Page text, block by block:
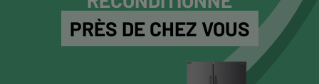
PRÈS DE CHEZ VOUS